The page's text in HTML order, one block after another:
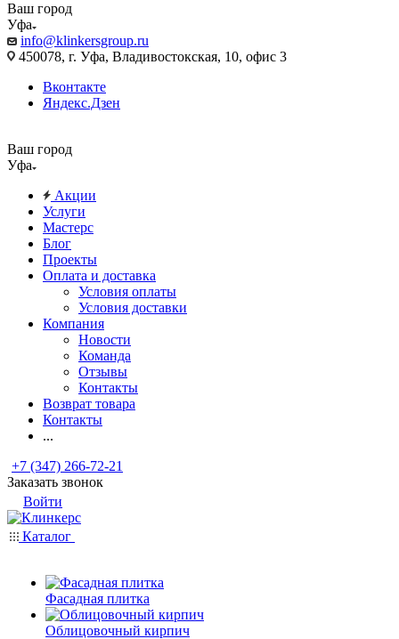
Ваш город
Уфа
info@klinkersgroup.ru
450078, г. Уфа, Владивостокская, 10, офис 3
Вконтакте
Яндекс.Дзен
Ваш город
Уфа
Акции
Услуги
Мастерс
Блог
Проекты
Оплата и доставка
Условия оплаты
Условия доставки
Компания
Новости
Команда
Отзывы
Контакты
Возврат товара
Контакты
...
+7 (347) 266-72-21
Заказать звонок
Войти
Каталог
Фасадная плитка
Облицовочный кирпич